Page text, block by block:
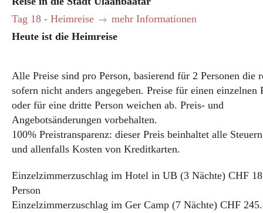
Tag 18 - Heimreise
mehr Informationen
Heute ist die Heimreise
Alle Preise sind pro Person, basierend für 2 Personen die
sofern nicht anders angegeben. Preise für einen einzelnen
oder für eine dritte Person weichen ab. Preis- und
Angebotsänderungen vorbehalten.
100% Preistransparenz: dieser Preis beinhaltet alle
und allenfalls Kosten von Kreditkarten.
Einzelzimmerzuschlag im Hotel in UB (3 Nächte) CHF
Person
Einzelzimmerzuschlag im Ger Camp (7 Nächte) CHF